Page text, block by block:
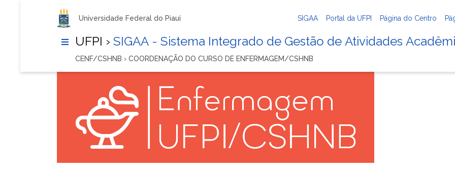
Universidade Federal do Piauí SIGAA Portal da UFPI Página do Centro
UFPI › SIGAA - Sistema Integrado de Gestão de Atividades
CENF/CSHNB › COORDENAÇÃO DO CURSO DE ENFERMAGEM/CSHNB